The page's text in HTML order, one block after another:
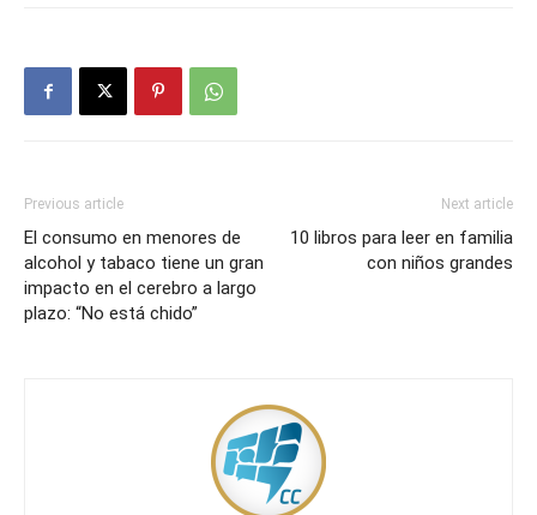
Previous article
El consumo en menores de
alcohol y tabaco tiene un gran
impacto en el cerebro a largo
plazo: “No está chido”
Next article
10 libros para leer en familia
con niños grandes